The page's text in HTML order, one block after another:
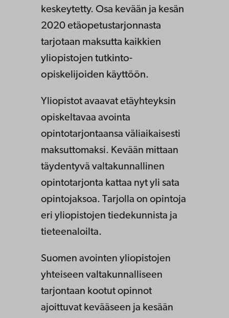
keskeytetty. Osa kevään ja kesän
2020 etäopetustarjonnasta
tarjotaan maksutta kaikkien
yliopistojen tutkinto-
opiskelijoiden käyttöön.
Yliopistot avaavat etäyhteyksin
opiskeltavaa avointa
opintotarjontaansa väliaikaisesti
maksuttomaksi. Kevään mittaan
täydentyvä valtakunnallinen
opintotarjonta kattaa nyt yli sata
opintojaksoa. Tarjolla on opintoja
eri yliopistojen tiedekunnista ja
tieteenaloilta.
Suomen avointen yliopistojen
yhteiseen valtakunnalliseen
tarjontaan kootut opinnot
ajoittuvat kevääseen ja kesään